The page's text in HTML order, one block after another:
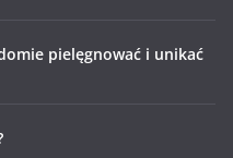
pielęgnować i unikać